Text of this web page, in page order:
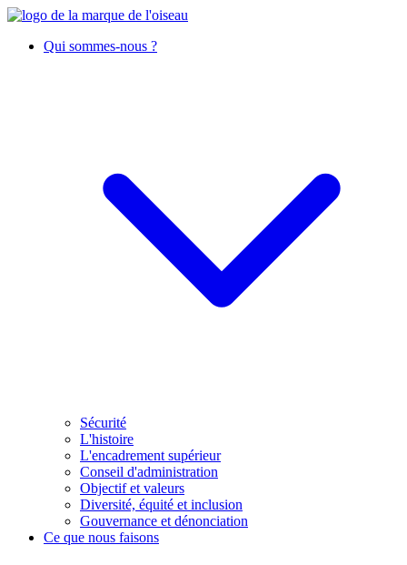
Qui sommes-nous ?
Sécurité
L'histoire
L'encadrement supérieur
Conseil d'administration
Objectif et valeurs
Diversité, équité et inclusion
Gouvernance et dénonciation
Ce que nous faisons